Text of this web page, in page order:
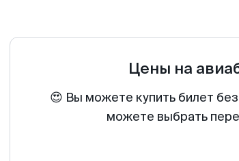
Цены на
😍 Вы можете купить билет
можете выбрать